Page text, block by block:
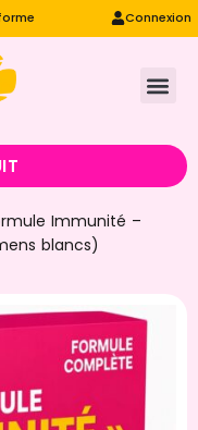
Connexion
Immunité –
blancs)